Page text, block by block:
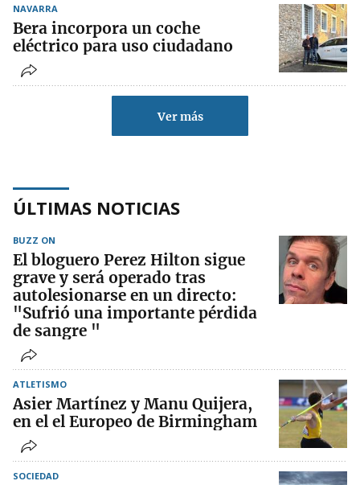
NAVARRA
Bera incorpora un coche
eléctrico para uso ciudadano
Ver más
ÚLTIMAS NOTICIAS
BUZZ ON
El bloguero Perez Hilton sigue
grave y será operado tras
autolesionarse en un directo:
"Sufrió una importante pérdida
de sangre "
ATLETISMO
Asier Martínez y Manu Quijera,
en el el Europeo de Birmingham
SOCIEDAD